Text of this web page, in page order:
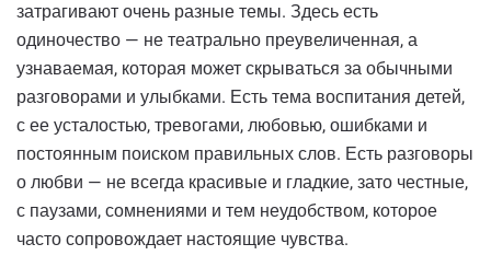
затрагивают очень разные темы. Здесь есть
одиночество — не театрально преувеличенная, а
узнаваемая, которая может скрываться за обычными
разговорами и улыбками. Есть тема воспитания детей,
с ее усталостью, тревогами, любовью, ошибками и
постоянным поиском правильных слов. Есть разговоры
о любви — не всегда красивые и гладкие, зато честные,
с паузами, сомнениями и тем неудобством, которое
часто сопровождает настоящие чувства.